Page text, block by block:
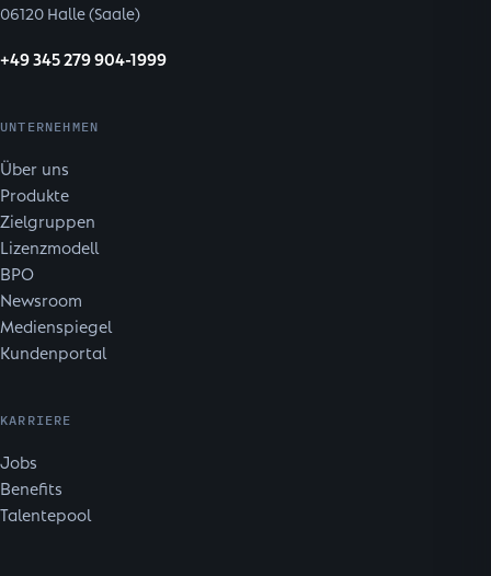
06120 Halle (Saale)
+49 345 279 904-1999
UNTERNEHMEN
Über uns
Produkte
Zielgruppen
Lizenzmodell
BPO
Newsroom
Medienspiegel
Kundenportal
KARRIERE
Jobs
Benefits
Talentepool